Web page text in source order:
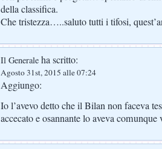
della classifica.
Che tristezza…..saluto tutti i tifosi,
Il Generale ha scritto:
Agosto 31st, 2015 alle 07:24
Aggiungo:
Io l’avevo detto che il Bilan non faceva
accecato e osannante lo aveva comunque